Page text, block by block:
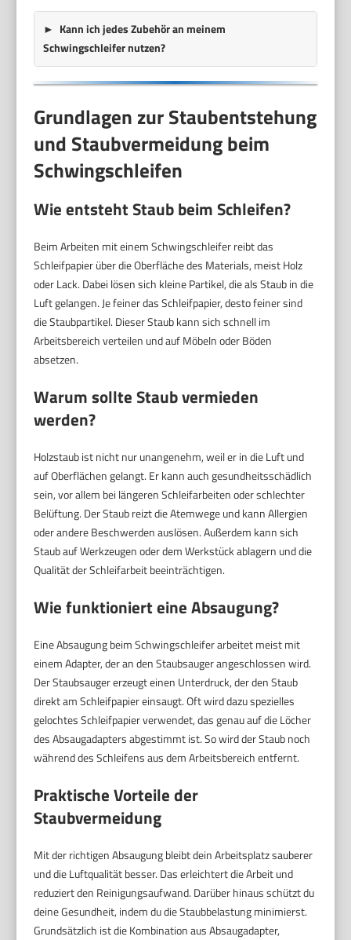
Kann ich jedes Zubehör an meinem
Schwingschleifer nutzen?
Grundlagen zur Staubentstehung
und Staubvermeidung beim
Schwingschleifen
Wie entsteht Staub beim Schleifen?
Beim Arbeiten mit einem Schwingschleifer reibt das
Schleifpapier über die Oberfläche des Materials, meist Holz
oder Lack. Dabei lösen sich kleine Partikel, die als Staub in die
Luft gelangen. Je feiner das Schleifpapier, desto feiner sind
die Staubpartikel. Dieser Staub kann sich schnell im
Arbeitsbereich verteilen und auf Möbeln oder Böden
absetzen.
Warum sollte Staub vermieden
werden?
Holzstaub ist nicht nur unangenehm, weil er in die Luft und
auf Oberflächen gelangt. Er kann auch gesundheitsschädlich
sein, vor allem bei längeren Schleifarbeiten oder schlechter
Belüftung. Der Staub reizt die Atemwege und kann Allergien
oder andere Beschwerden auslösen. Außerdem kann sich
Staub auf Werkzeugen oder dem Werkstück ablagern und die
Qualität der Schleifarbeit beeinträchtigen.
Wie funktioniert eine Absaugung?
Eine Absaugung beim Schwingschleifer arbeitet meist mit
einem Adapter, der an den Staubsauger angeschlossen wird.
Der Staubsauger erzeugt einen Unterdruck, der den Staub
direkt am Schleifpapier einsaugt. Oft wird dazu spezielles
gelochtes Schleifpapier verwendet, das genau auf die Löcher
des Absaugadapters abgestimmt ist. So wird der Staub noch
während des Schleifens aus dem Arbeitsbereich entfernt.
Praktische Vorteile der
Staubvermeidung
Mit der richtigen Absaugung bleibt dein Arbeitsplatz sauberer
und die Luftqualität besser. Das erleichtert die Arbeit und
reduziert den Reinigungsaufwand. Darüber hinaus schützt du
deine Gesundheit, indem du die Staubbelastung minimierst.
Grundsätzlich ist die Kombination aus Absaugadapter,